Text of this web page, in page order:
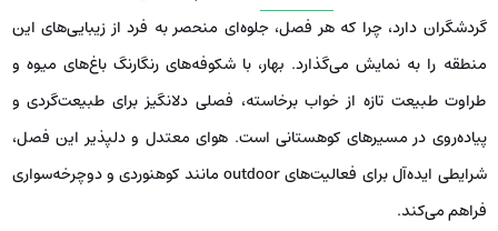
گردشگران دارد، چرا که هر فصل، جلوه‌ای منحصر به فرد از زیبایی‌های این
منطقه را به نمایش می‌گذارد. بهار، با شکوفه‌های رنگارنگ باغ‌های میوه و
طراوت طبیعت تازه از خواب برخاسته، فصلی دلانگیز برای طبیعت‌گردی و
پیاده‌روی در مسیرهای کوهستانی است. هوای معتدل و دلپذیر این فصل،
شرایطی ایده‌آل برای فعالیت‌های outdoor مانند کوهنوردی و دوچرخه‌سواری
فراهم می‌کند.